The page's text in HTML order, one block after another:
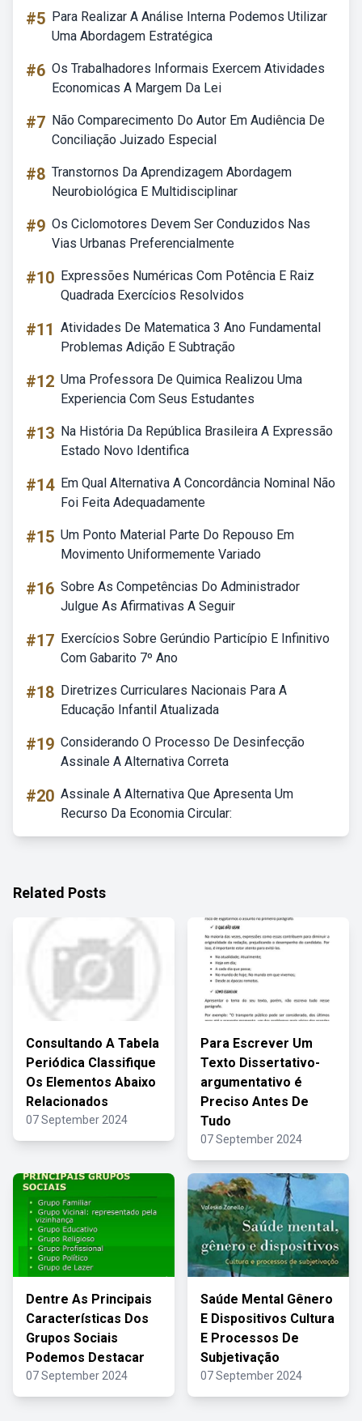
#5 Para Realizar A Análise Interna Podemos Utilizar
Uma Abordagem Estratégica
#6 Os Trabalhadores Informais Exercem Atividades
Economicas A Margem Da Lei
#7 Não Comparecimento Do Autor Em Audiência De
Conciliação Juizado Especial
#8 Transtornos Da Aprendizagem Abordagem
Neurobiológica E Multidisciplinar
#9 Os Ciclomotores Devem Ser Conduzidos Nas
Vias Urbanas Preferencialmente
#10 Expressões Numéricas Com Potência E Raiz
Quadrada Exercícios Resolvidos
#11 Atividades De Matematica 3 Ano Fundamental
Problemas Adição E Subtração
#12 Uma Professora De Quimica Realizou Uma
Experiencia Com Seus Estudantes
#13 Na História Da República Brasileira A Expressão
Estado Novo Identifica
#14 Em Qual Alternativa A Concordância Nominal Não
Foi Feita Adequadamente
#15 Um Ponto Material Parte Do Repouso Em
Movimento Uniformemente Variado
#16 Sobre As Competências Do Administrador
Julgue As Afirmativas A Seguir
#17 Exercícios Sobre Gerúndio Particípio E Infinitivo
Com Gabarito 7º Ano
#18 Diretrizes Curriculares Nacionais Para A
Educação Infantil Atualizada
#19 Considerando O Processo De Desinfecção
Assinale A Alternativa Correta
#20 Assinale A Alternativa Que Apresenta Um
Recurso Da Economia Circular:
Related Posts
Consultando A Tabela
Periódica Classifique
Os Elementos Abaixo
Relacionados
07 September 2024
Para Escrever Um
Texto Dissertativo-
argumentativo é
Preciso Antes De
Tudo
07 September 2024
Dentre As Principais
Características Dos
Grupos Sociais
Podemos Destacar
07 September 2024
Saúde Mental Gênero
E Dispositivos Cultura
E Processos De
Subjetivação
07 September 2024